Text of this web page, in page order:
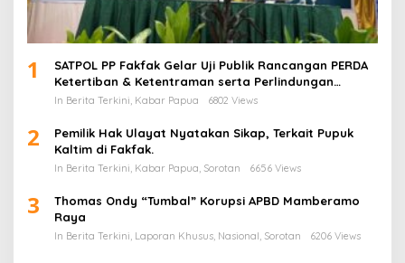
1
SATPOL PP Fakfak Gelar Uji Publik Rancangan PERDA
Ketertiban & Ketentraman serta Perlindungan
Masyarakat
In Berita Terkini, Kabar Papua 6802 Views
2
Pemilik Hak Ulayat Nyatakan Sikap, Terkait Pupuk
Kaltim di Fakfak.
In Berita Terkini, Kabar Papua, Sorotan 6656 Views
3
Thomas Ondy “Tumbal” Korupsi APBD Mamberamo
Raya
In Berita Terkini, Laporan Khusus, Nasional, Sorotan 6206 Views